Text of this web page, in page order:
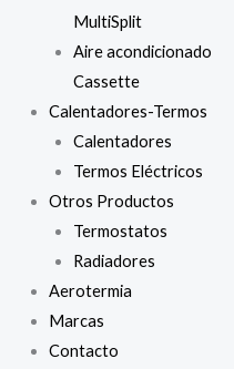
MultiSplit
Aire acondicionado
Cassette
Calentadores-Termos
Calentadores
Termos Eléctricos
Otros Productos
Termostatos
Radiadores
Aerotermia
Marcas
Contacto